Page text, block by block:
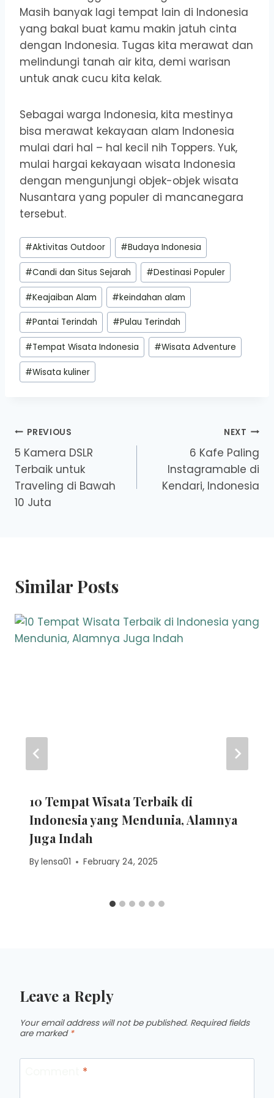
Masih banyak lagi tempat lain di Indonesia
yang bakal buat kamu makin jatuh cinta
dengan Indonesia. Tugas kita merawat dan
melindungi tanah air kita, demi warisan
untuk anak cucu kita kelak.
Sebagai warga Indonesia, kita mestinya
bisa merawat kekayaan alam Indonesia
mulai dari hal – hal kecil nih Toppers. Yuk,
mulai hargai kekayaan wisata Indonesia
dengan mengunjungi objek-objek wisata
Nusantara yang populer di mancanegara
tersebut.
Post
Tags:
#Aktivitas Outdoor #Budaya Indonesia
#Candi dan Situs Sejarah #Destinasi Populer
#Keajaiban Alam #keindahan alam
#Pantai Terindah #Pulau Terindah
#Tempat Wisata Indonesia #Wisata Adventure
#Wisata kuliner
Post
navigation
PREVIOUS
5 Kamera DSLR
Terbaik untuk
Traveling di Bawah
10 Juta
NEXT
6 Kafe Paling
Instagramable di
Kendari, Indonesia
Similar Posts
10 Tempat Wisata Terbaik di
Indonesia yang Mendunia, Alamnya
Juga Indah
Bylensa01 February 24, 2025
Leave a Reply
Your email address will not be published. Required fields
are marked *
*